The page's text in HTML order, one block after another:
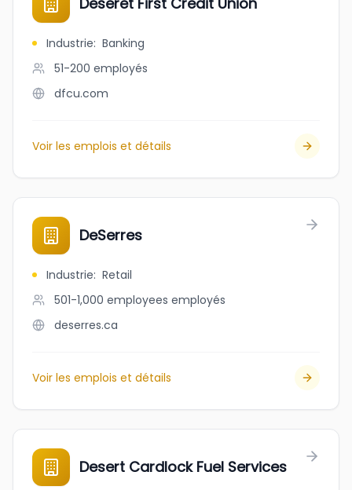
Industrie: Banking
51-200 employés
dfcu.com
Voir les emplois et détails
DeSerres
Industrie: Retail
501-1,000 employees employés
deserres.ca
Voir les emplois et détails
Desert Cardlock Fuel Services